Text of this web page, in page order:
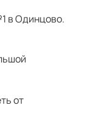
в Одинцово.
от